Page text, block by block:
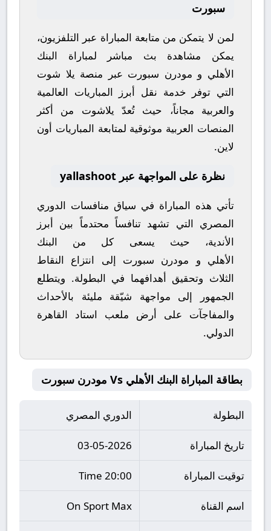
سبورت
لمن لا يتمكن من متابعة المباراة عبر التلفزيون،
يمكن مشاهدة بث مباشر لمباراة البنك
الأهلي و مودرن سبورت عبر منصة يلا شوت
التي توفر خدمة نقل أبرز المباريات العالمية
والعربية مجاناً، حيث تُعدّ يلاشوت من أكثر
المنصات العربية موثوقية لمتابعة المباريات أون
لاين.
نظرة على المواجهة عبر yallashoot
تأتي هذه المباراة في سياق منافسات الدوري
المصري التي تشهد تنافساً محتدماً بين أبرز
الأندية، حيث يسعى كل من البنك
الأهلي و مودرن سبورت إلى انتزاع النقاط
الثلاث وتحقيق أهدافهما في البطولة. ويتطلع
الجمهور إلى مواجهة شيّقة مليئة بالأحداث
والمفاجآت على أرض ملعب استاد القاهرة
الدولي.
بطاقة المباراة البنك الأهلي Vs مودرن سبورت
البطولة الدوري المصري
تاريخ المباراة 03-05-2026
توقيت المباراة 20:00 Time
اسم القناة On Sport Max